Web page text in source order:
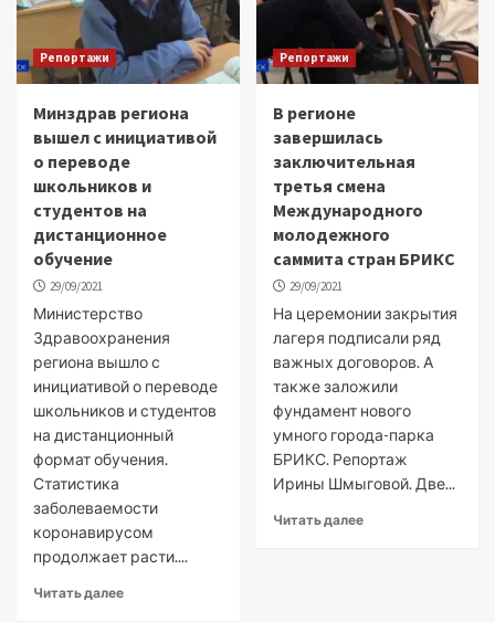
Репортажи
Минздрав региона
вышел с инициативой
о переводе
школьников и
студентов на
дистанционное
обучение
29/09/2021
Министерство
Здравоохранения
региона вышло с
инициативой о переводе
школьников и студентов
на дистанционный
формат обучения.
Статистика
заболеваемости
коронавирусом
продолжает расти....
Читать далее
Репортажи
В регионе
завершилась
заключительная
третья смена
Международного
молодежного
саммита стран БРИКС
29/09/2021
На церемонии закрытия
лагеря подписали ряд
важных договоров. А
также заложили
фундамент нового
умного города-парка
БРИКС. Репортаж
Ирины Шмыговой. Две...
Читать далее